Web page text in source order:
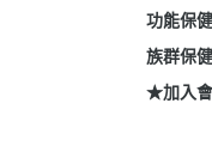
功能保健
族群保健
★加入